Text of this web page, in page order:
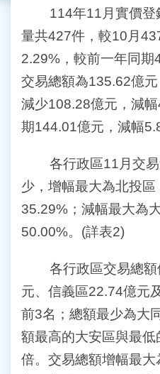
114年11月實價登
量共427件，較10月
2.29%，較前一年同期
交易總額為135.62億
減少108.28億元，減
期144.01億元，減幅
各行政區11月交易
少，增幅最大為北投區
35.29%；減幅最大為
50.00%。(詳表2)
各行政區交易總額
元、信義區22.74億元
前3名；總額最少為大
額最高的大安區與最
倍。交易總額增幅最